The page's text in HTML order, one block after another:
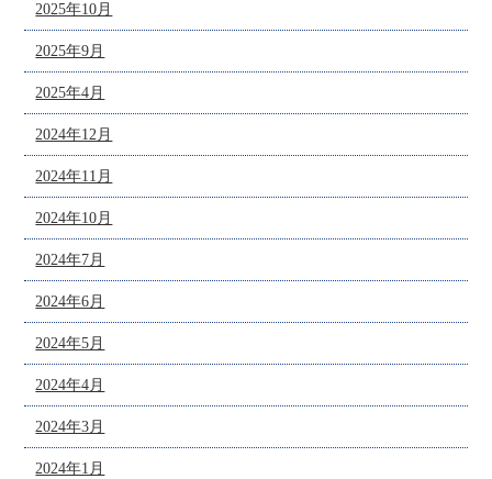
2025年10月
2025年9月
2025年4月
2024年12月
2024年11月
2024年10月
2024年7月
2024年6月
2024年5月
2024年4月
2024年3月
2024年1月